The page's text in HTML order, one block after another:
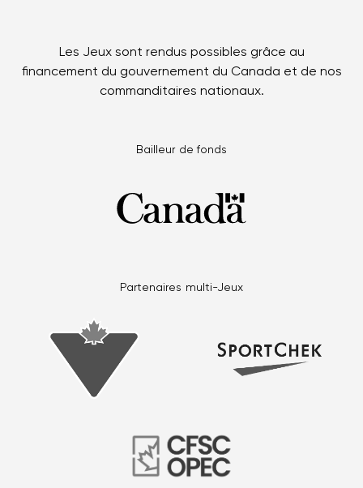
Les Jeux sont rendus possibles grâce au
financement du gouvernement du Canada et de nos
commanditaires nationaux.
Bailleur de fonds
Partenaires multi-Jeux